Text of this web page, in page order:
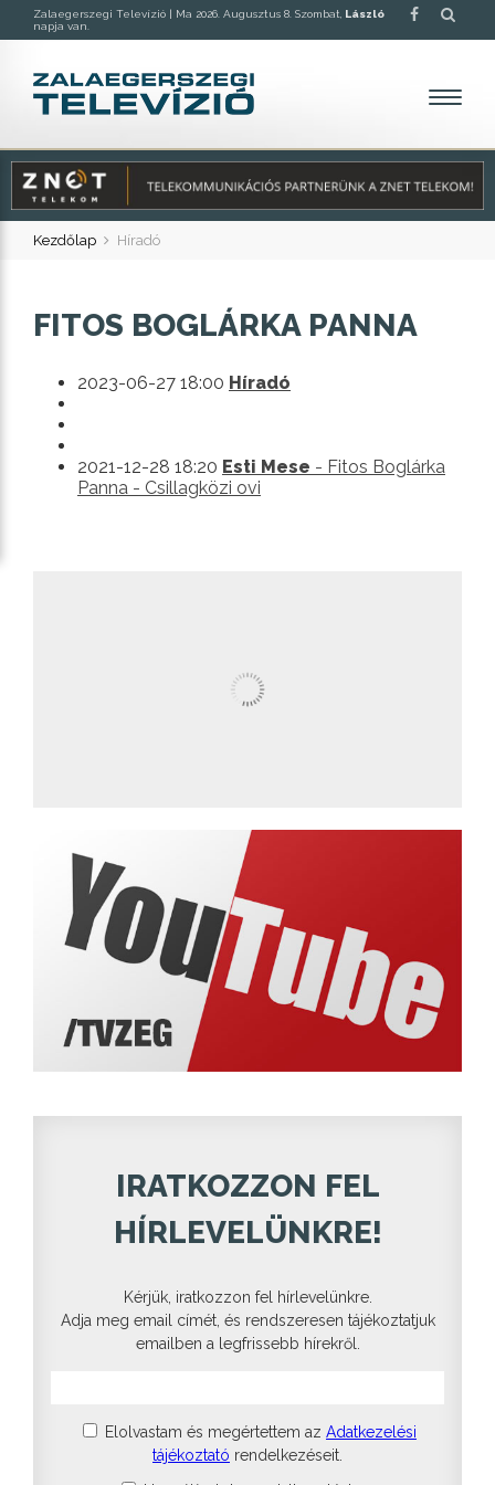
Zalaegerszegi Televízió | Ma 2026. Augusztus 8. Szombat, László
napja van.
Kezdőlap Híradó
FITOS BOGLÁRKA PANNA
2023-06-27 18:00 Híradó
2021-12-28 18:20 Esti Mese - Fitos Boglárka
Panna - Csillagközi ovi
IRATKOZZON FEL
HÍRLEVELÜNKRE!
Kérjük, iratkozzon fel hírlevelünkre.
Adja meg email címét, és rendszeresen tájékoztatjuk
emailben a legfrissebb hírekről.
Elolvastam és megértettem az Adatkezelési
tájékoztató rendelkezéseit.